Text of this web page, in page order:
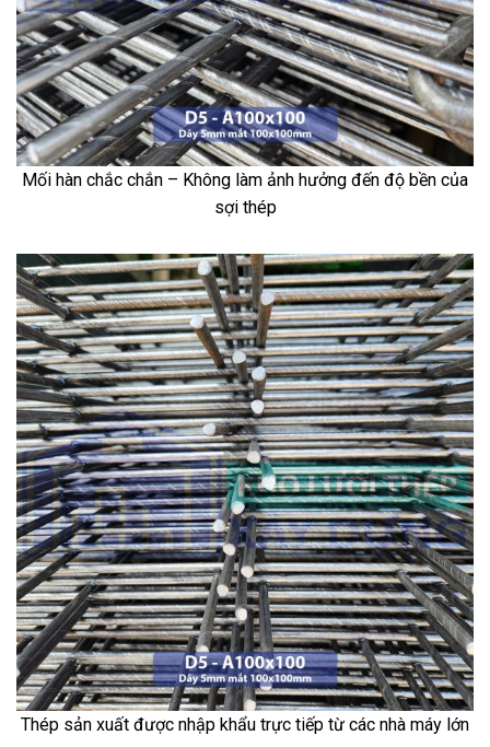
Mối hàn chắc chắn – Không làm ảnh hưởng đến độ bền của
sợi thép
Thép sản xuất được nhập khẩu trực tiếp từ các nhà máy lớn